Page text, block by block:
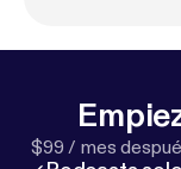
$99 / mes